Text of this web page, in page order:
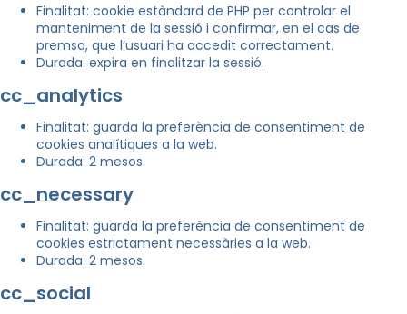
Finalitat: cookie estàndard de PHP per controlar el
manteniment de la sessió i confirmar, en el cas de
premsa, que l’usuari ha accedit correctament.
Durada: expira en finalitzar la sessió.
cc_analytics
Finalitat: guarda la preferència de consentiment de
cookies analítiques a la web.
Durada: 2 mesos.
cc_necessary
Finalitat: guarda la preferència de consentiment de
cookies estrictament necessàries a la web.
Durada: 2 mesos.
cc_social